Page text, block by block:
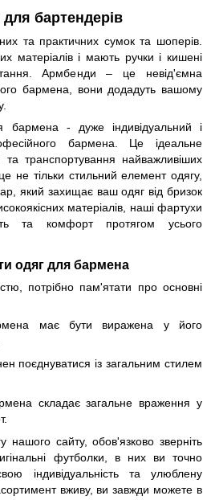
бартендерів
та практичних сумок та шоперів.
матеріалів і мають ручки і кишені
Армбенди – це невід'ємна
бармена, вони додадуть вашому
бармена - дуже індивідуальний і
бармена. Це ідеальне
та транспортування найважливіших
не тільки стильний елемент одягу,
який захищає ваш одяг від бризок
матеріалів, наші фартухи
та комфорт протягом усього
одяг для бармена
потрібно пам'ятати про основні
має бути виражена у його
поєднуватися із загальним стилем
складає загальне враження у
нашого сайту, обов'язково зверніть
футболки, в них ви точно
індивідуальність та улюблену
вживу, ви завжди можете в